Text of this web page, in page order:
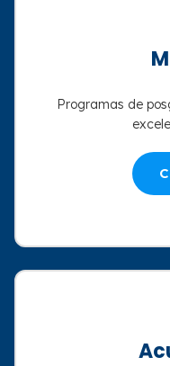
Programas de